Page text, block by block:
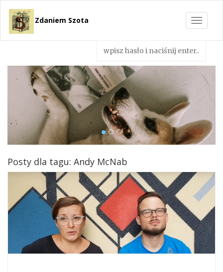
Toggle
Zdaniem Szota
Posty dla tagu: Andy McNab